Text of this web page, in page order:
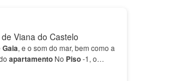
Viana do Castelo
Gaia, e o som do mar, bem como a
apartamentoNo Piso-1, o